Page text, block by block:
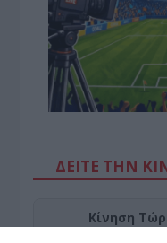
ΔΕΙΤΕ ΤΗΝ
Κίνηση